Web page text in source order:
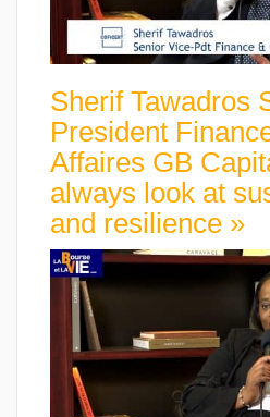
Sherif Tawadros
President
Affaires GB
always look at
and resilience »